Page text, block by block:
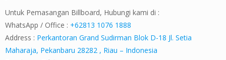
Untuk Pemasangan Billboard, Hubungi kami di :
WhatsApp / Office : +62813 1076 1888
Address : Perkantoran Grand Sudirman Blok D-18 Jl. Setia
Maharaja, Pekanbaru 28282 , Riau – Indonesia